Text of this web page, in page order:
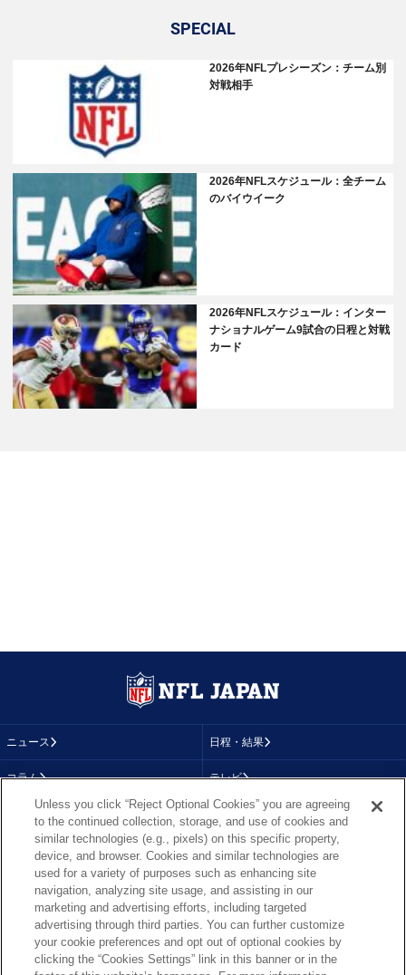
SPECIAL
2026年NFLプレシーズン：チーム別
対戦相手
2026年NFLスケジュール：全チーム
のバイウイーク
2026年NFLスケジュール：インター
ナショナルゲーム9試合の日程と対戦
カード
ニュース 日程・結果
コラム テレビ
順位表
About NFL
More NFL 特集
Unless you click “Reject Optional Cookies” you are agreeing
to the continued collection, storage, and use of cookies and
similar technologies (e.g., pixels) on this specific property,
device, and browser. Cookies and similar technologies are
used for a variety of purposes such as enhancing site
navigation, analyzing site usage, and assisting in our
marketing and advertising efforts, including targeted
advertising through third parties. You can further customize
your cookie preferences and opt out of optional cookies by
clicking the “Cookies Settings” link in this banner or in the